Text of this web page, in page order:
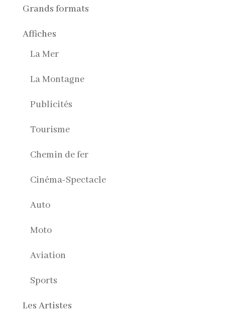
Grands formats
Affiches
La Mer
La Montagne
Publicités
Tourisme
Chemin de fer
Cinéma-Spectacle
Auto
Moto
Aviation
Sports
Les Artistes